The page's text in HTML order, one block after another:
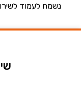
נשמח לעמוד